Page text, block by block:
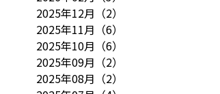
2025年12月 （2）
2025年11月 （6）
2025年10月 （6）
2025年09月 （2）
2025年08月 （2）